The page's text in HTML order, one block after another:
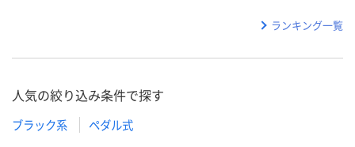
ランキング一覧
人気の絞り込み条件で探す
ブラック系 ペダル式